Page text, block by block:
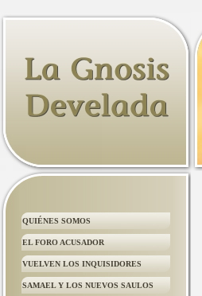
QUIÉNES SOMOS
EL FORO ACUSADOR
VUELVEN LOS INQUISIDORES
SAMAEL Y LOS NUEVOS SAULOS